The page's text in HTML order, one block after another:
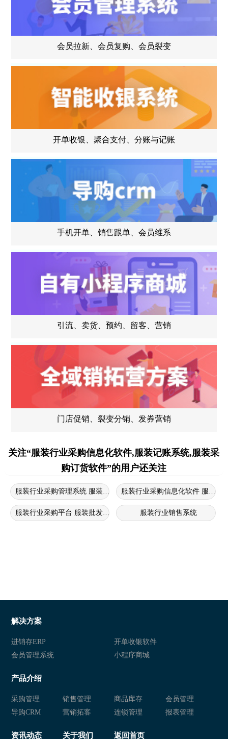
会员拉新、会员复购、会员裂变
开单收银、聚合支付、分账与记账
手机开单、销售跟单、会员维系
引流、卖货、预约、留客、营销
门店促销、裂变分销、发券营销
关注“服装行业采购信息化软件,服装记账系统,服装采
购订货软件”的用户还关注
服装行业采购管理系统 服装采购管理软件 服装供应商管理系统
服装行业采购信息化软件 服装行
服装行业采购平台 服装批发采购系统 服装订单管理系统
服装行业销售系统
解决方案
进销存ERP
开单收银软件
会员管理系统
小程序商城
产品介绍
采购管理 销售管理 商品库存
会员管理
导购CRM
营销拓客 连锁管理 报表管理
资讯动态 关于我们 返回首页